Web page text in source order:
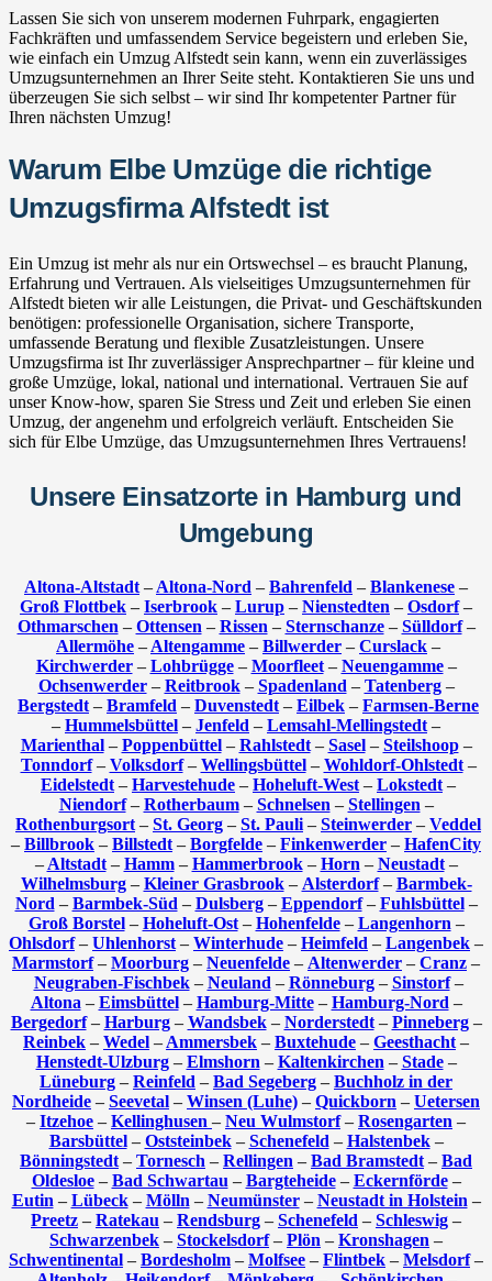
Lassen Sie sich von unserem modernen Fuhrpark, engagierten
Fachkräften und umfassendem Service begeistern und erleben Sie,
wie einfach ein Umzug Alfstedt sein kann, wenn ein zuverlässiges
Umzugsunternehmen an Ihrer Seite steht. Kontaktieren Sie uns und
überzeugen Sie sich selbst – wir sind Ihr kompetenter Partner für
Ihren nächsten Umzug!
Warum Elbe Umzüge die richtige
Umzugsfirma Alfstedt ist
Ein Umzug ist mehr als nur ein Ortswechsel – es braucht Planung,
Erfahrung und Vertrauen. Als vielseitiges Umzugsunternehmen für
Alfstedt bieten wir alle Leistungen, die Privat- und Geschäftskunden
benötigen: professionelle Organisation, sichere Transporte,
umfassende Beratung und flexible Zusatzleistungen. Unsere
Umzugsfirma ist Ihr zuverlässiger Ansprechpartner – für kleine und
große Umzüge, lokal, national und international. Vertrauen Sie auf
unser Know-how, sparen Sie Stress und Zeit und erleben Sie einen
Umzug, der angenehm und erfolgreich verläuft. Entscheiden Sie
sich für Elbe Umzüge, das Umzugsunternehmen Ihres Vertrauens!
Unsere Einsatzorte in Hamburg und
Umgebung
Altona-Altstadt – Altona-Nord – Bahrenfeld – Blankenese –
Groß Flottbek – Iserbrook – Lurup – Nienstedten – Osdorf–
Othmarschen – Ottensen – Rissen – Sternschanze– Sülldorf–
Allermöhe – Altengamme – Billwerder – Curslack –
Kirchwerder– Lohbrügge– Moorfleet– Neuengamme–
Ochsenwerder– Reitbrook– Spadenland – Tatenberg–
Bergstedt – Bramfeld – Duvenstedt – Eilbek – Farmsen-Berne
– Hummelsbüttel – Jenfeld – Lemsahl-Mellingstedt –
Marienthal– Poppenbüttel– Rahlstedt– Sasel– Steilshoop–
Tonndorf– Volksdorf– Wellingsbüttel– Wohldorf-Ohlstedt–
Eidelstedt – Harvestehude – Hoheluft-West – Lokstedt –
Niendorf– Rotherbaum– Schnelsen – Stellingen –
Rothenburgsort – St. Georg – St. Pauli – Steinwerder – Veddel
– Billbrook – Billstedt – Borgfelde – Finkenwerder – HafenCity
– Altstadt– Hamm– Hammerbrook– Horn – Neustadt–
Wilhelmsburg– Kleiner Grasbrook– Alsterdorf– Barmbek-
Nord – Barmbek-Süd – Dulsberg– Eppendorf– Fuhlsbüttel–
Groß Borstel– Hoheluft-Ost– Hohenfelde– Langenhorn –
Ohlsdorf– Uhlenhorst – Winterhude – Heimfeld – Langenbek –
Marmstorf– Moorburg – Neuenfelde – Altenwerder – Cranz –
Neugraben-Fischbek– Neuland – Rönneburg– Sinstorf–
Altona – Eimsbüttel– Hamburg-Mitte– Hamburg-Nord –
Bergedorf– Harburg– Wandsbek– Norderstedt– Pinneberg–
Reinbek – Wedel – Ammersbek – Buxtehude – Geesthacht –
Henstedt-Ulzburg– Elmshorn – Kaltenkirchen – Stade–
Lüneburg – Reinfeld – Bad Segeberg – Buchholz in der
Nordheide – Seevetal – Winsen (Luhe) – Quickborn – Uetersen
– Itzehoe – Kellinghusen – Neu Wulmstorf– Rosengarten –
Barsbüttel– Oststeinbek– Schenefeld – Halstenbek–
Bönningstedt – Tornesch – Rellingen – Bad Bramstedt – Bad
Oldesloe– Bad Schwartau – Bargteheide– Eckernförde–
Eutin – Lübeck– Mölln – Neumünster– Neustadt in Holstein –
Preetz – Ratekau – Rendsburg – Schenefeld – Schleswig –
Schwarzenbek – Stockelsdorf– Plön – Kronshagen –
Schwentinental – Bordesholm – Molfsee – Flintbek – Melsdorf–